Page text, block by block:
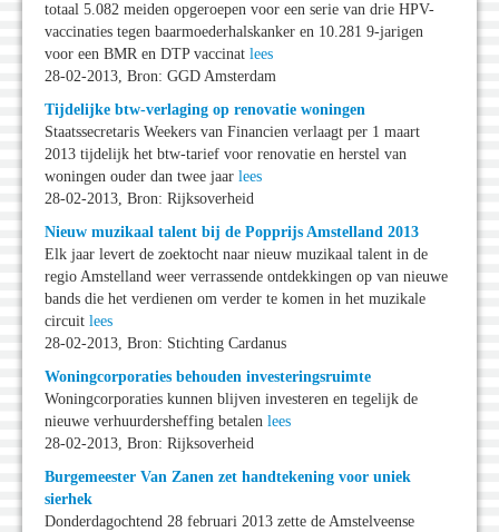
totaal 5.082 meiden opgeroepen voor een serie van drie HPV-
vaccinaties tegen baarmoederhalskanker en 10.281 9-jarigen
voor een BMR en DTP vaccinat lees
28-02-2013, Bron: GGD Amsterdam
Tijdelijke btw-verlaging op renovatie woningen
Staatssecretaris Weekers van Financien verlaagt per 1 maart
2013 tijdelijk het btw-tarief voor renovatie en herstel van
woningen ouder dan twee jaar lees
28-02-2013, Bron: Rijksoverheid
Nieuw muzikaal talent bij de Popprijs Amstelland 2013
Elk jaar levert de zoektocht naar nieuw muzikaal talent in de
regio Amstelland weer verrassende ontdekkingen op van nieuwe
bands die het verdienen om verder te komen in het muzikale
circuit lees
28-02-2013, Bron: Stichting Cardanus
Woningcorporaties behouden investeringsruimte
Woningcorporaties kunnen blijven investeren en tegelijk de
nieuwe verhuurdersheffing betalen lees
28-02-2013, Bron: Rijksoverheid
Burgemeester Van Zanen zet handtekening voor uniek
sierhek
Donderdagochtend 28 februari 2013 zette de Amstelveense